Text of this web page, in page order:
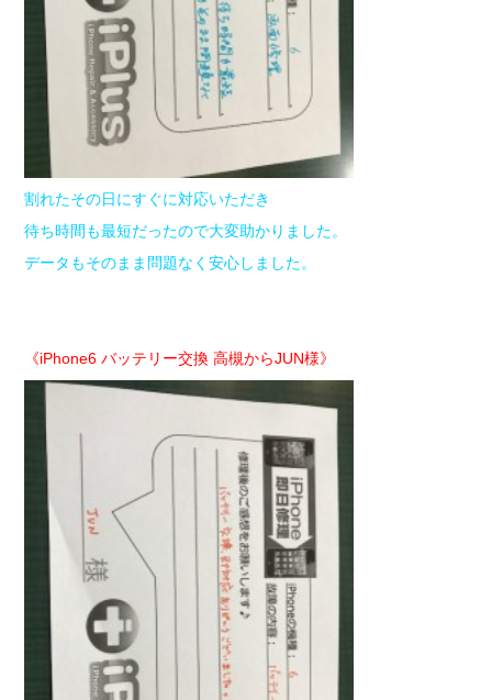
割れたその日にすぐに対応いただき
待ち時間も最短だったので大変助かりました。
データもそのまま問題なく安心しました。
《iPhone6 バッテリー交換 高槻からJUN様》